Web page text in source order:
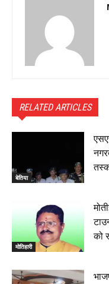
RELATED ARTICLES
बेतिया
मोतिहारी
को